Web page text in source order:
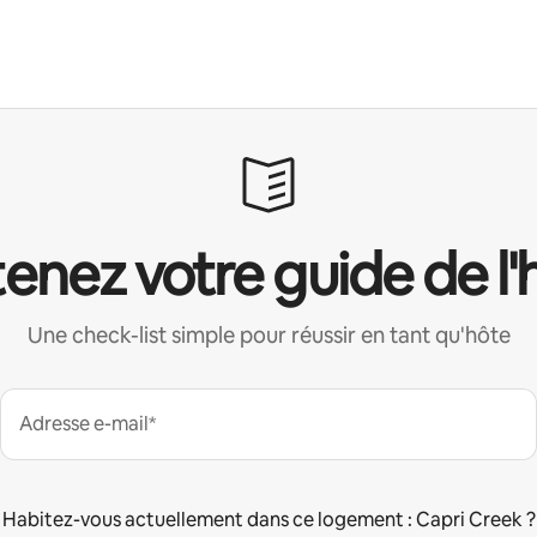
votre guide de
Une check-list simple pour réussir en tant qu'hôte
Adresse e-mail*
Habitez-vous actuellement dans ce logement : Capri Creek ?